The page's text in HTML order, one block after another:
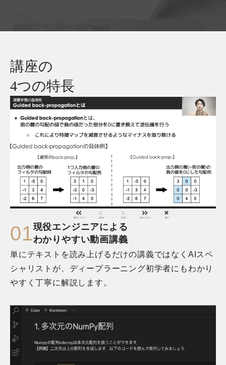
講座の
4つの特長
01現役エンジニアによる
わかりやすい動画講義
単にテキストを読み上げるだけの講義ではなくAIスペ
シャリストが、ディープラーニング初学者にもわかり
やすく丁寧に解説します。